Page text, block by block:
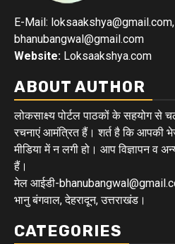
E-Mail: loksaakshya@gmail.com,
bhanubangwal@gmail.com
Website: Loksaakshya.com
ABOUT AUTHOR
लोकसाक्ष्य पोर्टल पाठकों के सहयोग से
रचनाएं आमंत्रित हैं। शर्त है कि आपकी
मीडिया में न लगी हो। आप विज्ञापन व
हैं।
मेल आईडी-
भानु बंगवाल, देहरादून, उत्तराखंड।
CATEGORIES